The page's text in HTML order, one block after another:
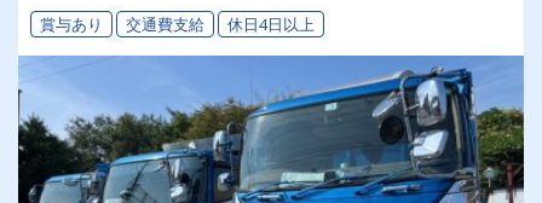
賞与あり 交通費支給 休日4日以上